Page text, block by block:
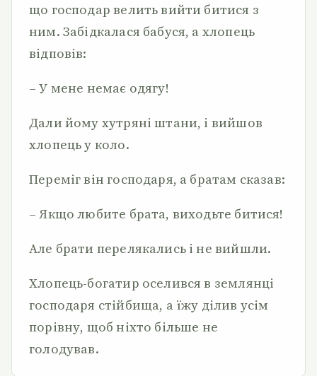
що господар велить вийти битися з
ним. Забідкалася бабуся, а хлопець
відповів:
– У мене немає одягу!
Дали йому хутряні штани, і вийшов
хлопець у коло.
Переміг він господаря, а братам сказав:
– Якщо любите брата, виходьте битися!
Але брати перелякались і не вийшли.
Хлопець-богатир оселився в землянці
господаря стійбища, а їжу ділив усім
порівну, щоб ніхто більше не
голодував.